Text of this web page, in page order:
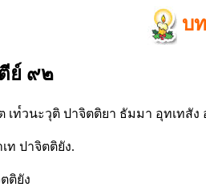
บ
ย์ ๙๒
เท๎วนะวุติ ปาจิตติยา ธัมมา อุทเทสัง
ท ปาจิตติยัง.
ติยัง